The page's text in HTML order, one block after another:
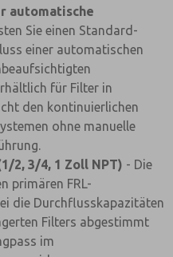
automatische
Sie einen Standard-
einer automatischen
für Filter in
den kontinuierlichen
ohne manuelle
2, 3/4, 1 Zoll NPT) - Die
primären FRL-
die Durchflusskapazitäten
Filters abgestimmt
im